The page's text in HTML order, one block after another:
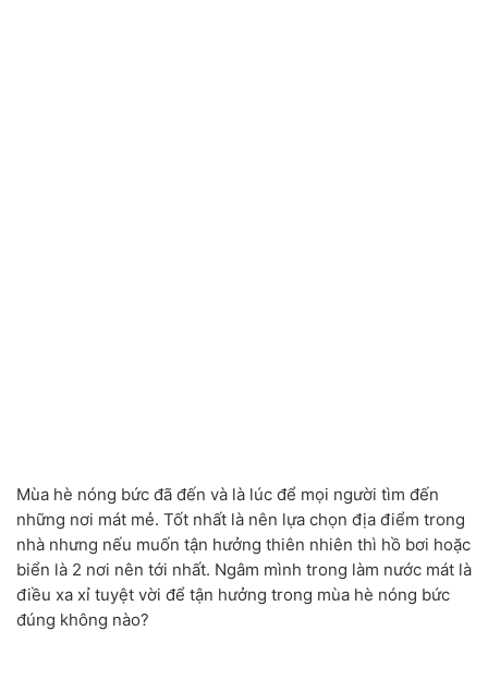
Mùa hè nóng bức đã đến và là lúc để mọi người tìm đến
những nơi mát mẻ. Tốt nhất là nên lựa chọn địa điểm trong
nhà nhưng nếu muốn tận hưởng thiên nhiên thì hồ bơi hoặc
biển là 2 nơi nên tới nhất. Ngâm mình trong làm nước mát là
điều xa xỉ tuyệt vời để tận hưởng trong mùa hè nóng bức
đúng không nào?